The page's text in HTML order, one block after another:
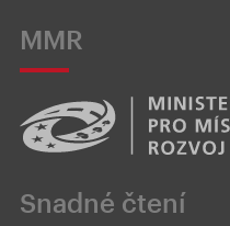
MMR
Snadné čtení